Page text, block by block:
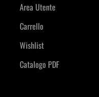
Area Utente
Carrello
Wishlist
Catalogo PDF